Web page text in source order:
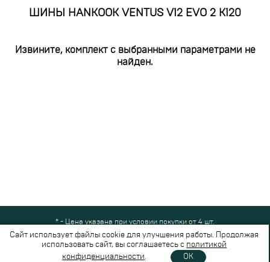
ШИНЫ HANKOOK VENTUS V12 EVO 2 K120
Извините, комплект с выбранными параметрами не
найден.
* - Цена указана при условии покупки от 4 шт.
Все права защищены © 2024-2026,Шинный Маркет(ООО "Безопасные
шины")
Вся представленная на сайте информация носит справочный характер и не
Сайт использует файлы cookie для улучшения работы. Продолжая
использовать сайт, вы соглашаетесь с политикой
конфиденциальности. OK